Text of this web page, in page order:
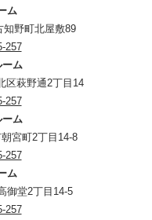
ム
知野町北屋敷89
257
ム
区萩野通2丁目14
257
ム
宮町2丁目14-8
257
ム
御堂2丁目14-5
257